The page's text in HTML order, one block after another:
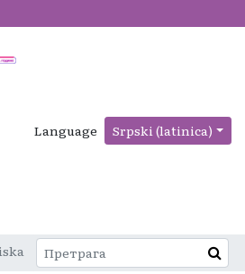
Language Srpski (latinica)